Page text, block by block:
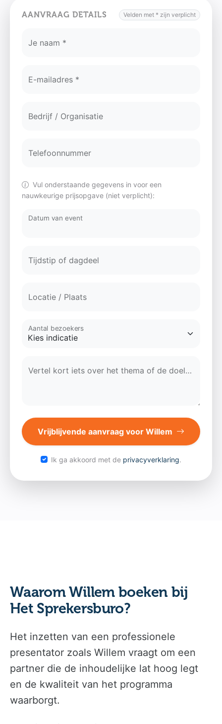
AANVRAAG DETAILS Velden met * zijn verplicht
Je naam *
E-mailadres *
Bedrijf / Organisatie
Telefoonnummer
Vul onderstaande gegevens in voor een
nauwkeurige prijsopgave (niet verplicht):
Datum van event
Tijdstip of dagdeel
Locatie / Plaats
Aantal bezoekers
Vertel kort iets over het thema of de doelgroep...
Vrijblijvende aanvraag voor Willem
Ik ga akkoord met de privacyverklaring.
Waarom Willem boeken bij
Het Sprekersburo?
Het inzetten van een professionele
presentator zoals Willem vraagt om een
partner die de inhoudelijke lat hoog legt
en de kwaliteit van het programma
waarborgt.